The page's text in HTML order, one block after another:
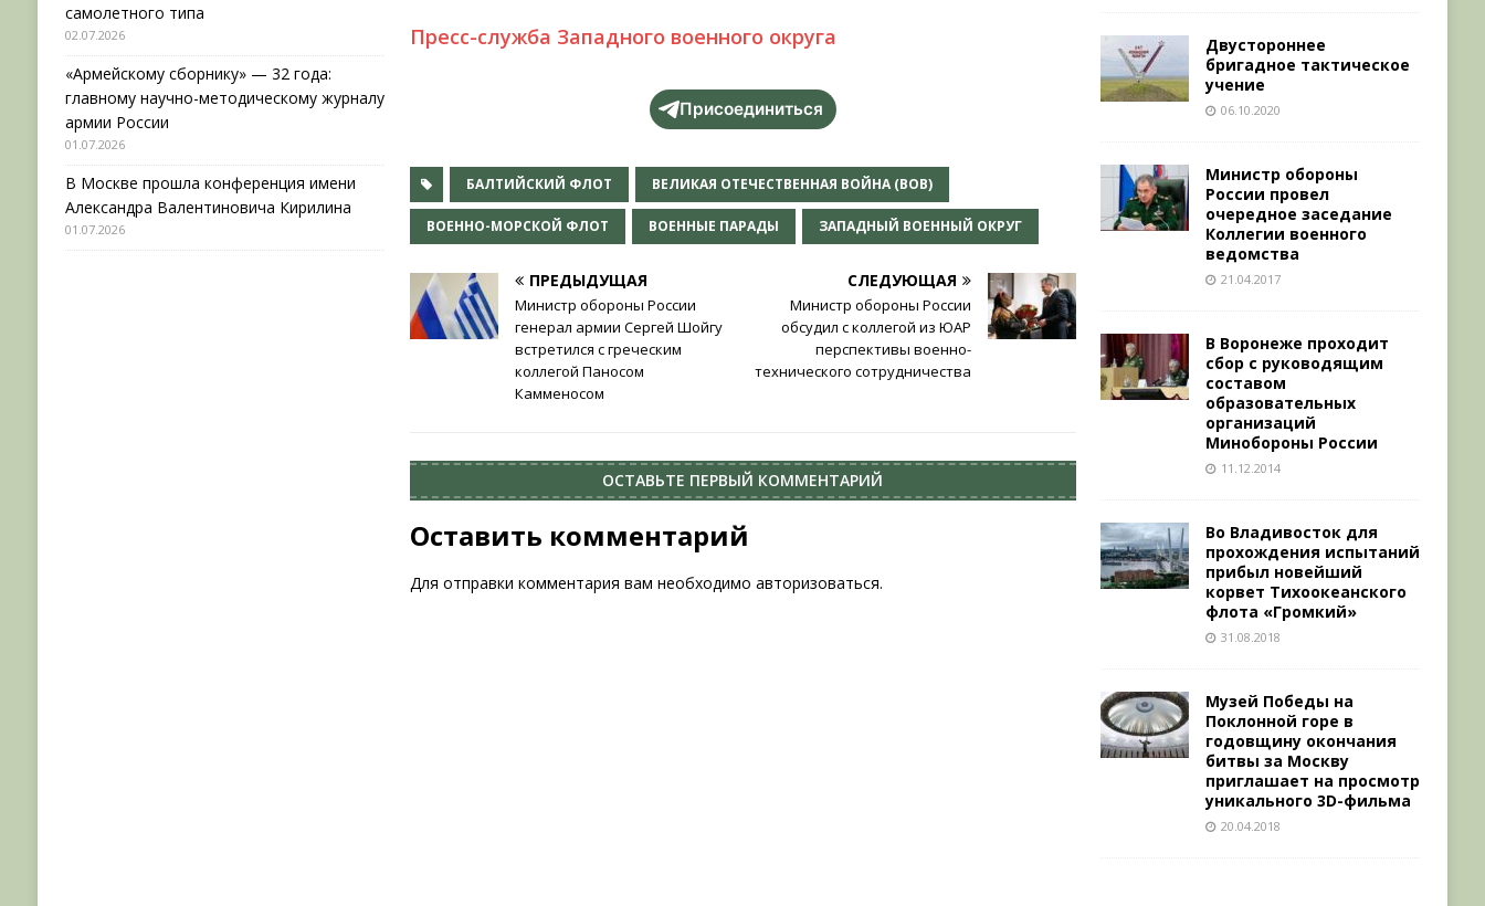
Пресс-служба Западного военного округа
Присоединиться
БАЛТИЙСКИЙ ФЛОТ ВЕЛИКАЯ ОТЕЧЕСТВЕННАЯ ВОЙНА (ВОВ)
ВОЕННО-МОРСКОЙ ФЛОТ ВОЕННЫЕ ПАРАДЫ ЗАПАДНЫЙ ВОЕННЫЙ ОКРУГ
ПРЕДЫДУЩАЯ
Министр обороны России
генерал армии Сергей Шойгу
встретился с греческим
коллегой Паносом
Камменосом
СЛЕДУЮЩАЯ
Министр обороны России
обсудил с коллегой из ЮАР
перспективы военно-
технического сотрудничества
ОСТАВЬТЕ ПЕРВЫЙ КОММЕНТАРИЙ
Оставить комментарий
Для отправки комментария вам необходимоавторизоваться.
самолетного типа
02.07.2026
«Армейскому сборнику» — 32 года:
главному научно-методическому журналу
армии России
01.07.2026
В Москве прошла конференция имени
Александра Валентиновича Кирилина
01.07.2026
Двустороннее
бригадное тактическое
учение
06.10.2020
Министр обороны
России провел
очередное заседание
Коллегии военного
ведомства
21.04.2017
В Воронеже проходит
сбор с руководящим
составом
образовательных
организаций
Минобороны России
11.12.2014
Во Владивосток для
прохождения испытаний
прибыл новейший
корвет Тихоокеанского
флота «Громкий»
31.08.2018
Музей Победы на
Поклонной горе в
годовщину окончания
битвы за Москву
приглашает на просмотр
уникального 3D-фильма
20.04.2018